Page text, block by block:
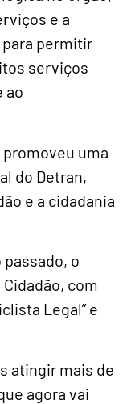
e a
permitir
serviços
ao
uma
do Detran,
e a cidadania
o
com
Legal” e
atingir mais de
agora vai